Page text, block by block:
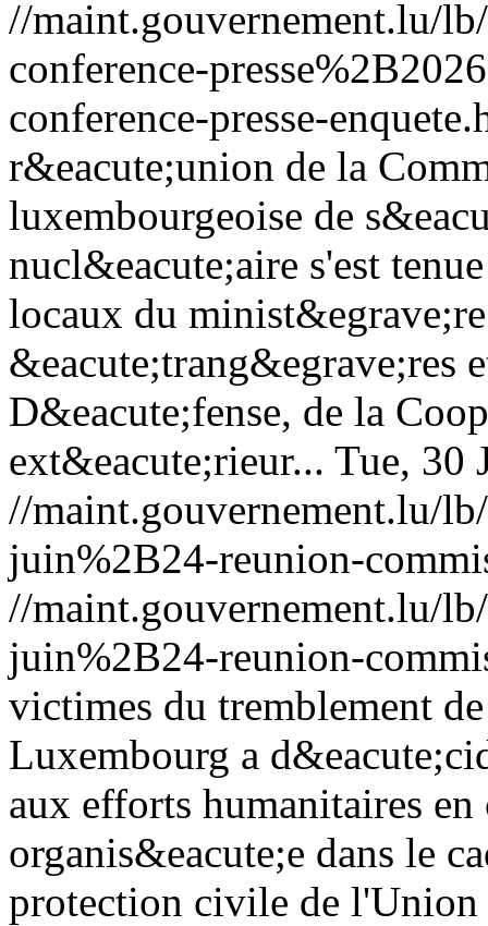
//maint.gouvernement.lu/
conference-
conference-presse-
r&eacute;union de la
luxembourgeoise de
nucl&eacute;aire s'est
locaux du
&eacute;trang&egrave;res
D&eacute;fense, de la
ext&eacute;rieur... Tue, 30
//maint.gouvernement.lu/
juin%2B24-reunion-
//maint.gouvernement.lu/
juin%2B24-reunion-
victimes du tremblement
Luxembourg a
aux efforts humanitaires en
organis&eacute;e dans le
protection civile de